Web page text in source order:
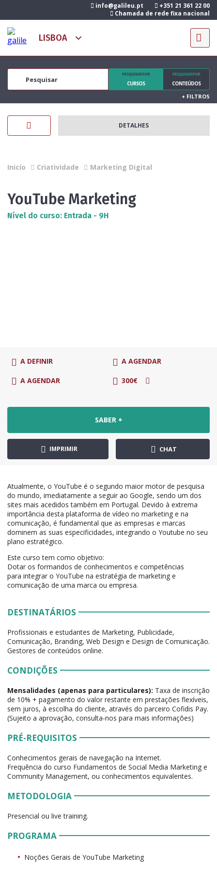
info@galileu.pt
+351 21 361 22 00
Chamada de rede fixa nacional
PESQUISAR POR
CURSOS
PESQUISAR POR
CONTEÚDOS
+ FILTROS
DETALHES
Inicío Criatividade Marketing Digital
YouTube Marketing
Nível do curso: Entrada - 9H
A DEFINIR A AGENDAR
A AGENDAR 300€
SABER +
IMPRIMIR CHAT
Atualmente, o YouTube é o segundo maior motor de pesquisa
do mundo, imediatamente a seguir ao Google, sendo um dos
sites mais acedidos também em Portugal. Devido à extrema
importância desta plataforma de vídeo no marketing e na
comunicação, é fundamental que as empresas e marcas
dominem as suas especificidades, integrando o Youtube no seu
plano estratégico.
Este curso tem como objetivo:
Dotar os formandos de conhecimentos e competências
para integrar o YouTube na estratégia de marketing e
comunicação de uma marca ou empresa.
DESTINATÁRIOS
Profissionais e estudantes de Marketing, Publicidade,
Comunicação, Branding, Web Design e Design de Comunicação.
Gestores de conteúdos online.
CONDIÇÕES
Mensalidades (apenas para particulares): Taxa de inscrição
de 10% + pagamento do valor restante em prestações flexíveis,
sem juros, à escolha do cliente, através do parceiro Cofidis Pay.
(Sujeito a aprovação, consulta-nos para mais informações)
PRÉ-REQUISITOS
Conhecimentos gerais de navegação na Internet.
Frequência do curso Fundamentos de Social Media Marketing e
Community Management, ou conhecimentos equivalentes.
METODOLOGIA
Presencial ou live training.
PROGRAMA
Noções Gerais de YouTube Marketing